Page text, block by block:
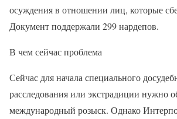
осуждения в отношении лиц, которые
Документ поддержали 299 нардепов.
В чем сейчас проблема
Сейчас для начала специального
расследования или экстрадиции нужно
международный розыск. Однако